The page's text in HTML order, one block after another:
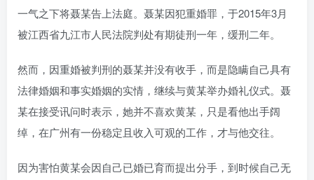
一气之下将聂某告上法庭。聂某因犯重婚罪，于2015年3月
被江西省九江市人民法院判处有期徒刑一年，缓刑二年。
然而，因重婚被判刑的聂某并没有收手，而是隐瞒自己具有
法律婚姻和事实婚姻的实情，继续与黄某举办婚礼仪式。聂
某在接受讯问时表示，她并不喜欢黄某，只是看他出手阔
绰，在广州有一份稳定且收入可观的工作，才与他交往。
因为害怕黄某会因自己已婚已育而提出分手，到时候自己无